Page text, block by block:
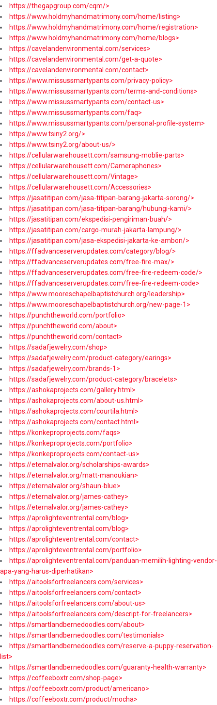
https://thegapgroup.com/cqm/>
https://www.holdmyhandmatrimony.com/home/listing>
https://www.holdmyhandmatrimony.com/home/registration>
https://www.holdmyhandmatrimony.com/home/blogs>
https://cavelandenvironmental.com/services>
https://cavelandenvironmental.com/get-a-quote>
https://cavelandenvironmental.com/contact>
https://www.missussmartypants.com/privacy-policy>
https://www.missussmartypants.com/terms-and-conditions>
https://www.missussmartypants.com/contact-us>
https://www.missussmartypants.com/faq>
https://www.missussmartypants.com/personal-profile-system>
https://www.tsiny2.org/>
https://www.tsiny2.org/about-us/>
https://cellularwarehousett.com/samsung-moblie-parts>
https://cellularwarehousett.com/Cameraphones>
https://cellularwarehousett.com/Vintage>
https://cellularwarehousett.com/Accessories>
https://jasatitipan.com/jasa-titipan-barang-jakarta-sorong/>
https://jasatitipan.com/jasa-titipan-barang/hubungi-kami/>
https://jasatitipan.com/ekspedisi-pengiriman-buah/>
https://jasatitipan.com/cargo-murah-jakarta-lampung/>
https://jasatitipan.com/jasa-ekspedisi-jakarta-ke-ambon/>
https://ffadvanceserverupdates.com/category/blog/>
https://ffadvanceserverupdates.com/free-fire-max/>
https://ffadvanceserverupdates.com/free-fire-redeem-code/>
https://ffadvanceserverupdates.com/free-fire-redeem-code>
https://www.mooreschapelbaptistchurch.org/leadership>
https://www.mooreschapelbaptistchurch.org/new-page-1>
https://punchtheworld.com/portfolio>
https://punchtheworld.com/about>
https://punchtheworld.com/contact>
https://sadafjewelry.com/shop>
https://sadafjewelry.com/product-category/earings>
https://sadafjewelry.com/brands-1>
https://sadafjewelry.com/product-category/bracelets>
https://ashokaprojects.com/gallery.html>
https://ashokaprojects.com/about-us.html>
https://ashokaprojects.com/courtila.html>
https://ashokaprojects.com/contact.html>
https://konkeproprojects.com/faqs>
https://konkeproprojects.com/portfolio>
https://konkeproprojects.com/contact-us>
https://eternalvalor.org/scholarships-awards>
https://eternalvalor.org/matt-manoukian>
https://eternalvalor.org/shaun-blue>
https://eternalvalor.org/james-cathey>
https://eternalvalor.org/james-cathey>
https://aprolighteventrental.com/blog>
https://aprolighteventrental.com/blog>
https://aprolighteventrental.com/contact>
https://aprolighteventrental.com/portfolio>
https://aprolighteventrental.com/panduan-memilih-lighting-vendor-
apa-yang-harus-diperhatikan>
https://aitoolsforfreelancers.com/services>
https://aitoolsforfreelancers.com/contact>
https://aitoolsforfreelancers.com/about-us>
https://aitoolsforfreelancers.com/descript-for-freelancers>
https://smartlandbernedoodles.com/about>
https://smartlandbernedoodles.com/testimonials>
https://smartlandbernedoodles.com/reserve-a-puppy-reservation-
list>
https://smartlandbernedoodles.com/guaranty-health-warranty>
https://coffeeboxtr.com/shop-page>
https://coffeeboxtr.com/product/americano>
https://coffeeboxtr.com/product/mocha>